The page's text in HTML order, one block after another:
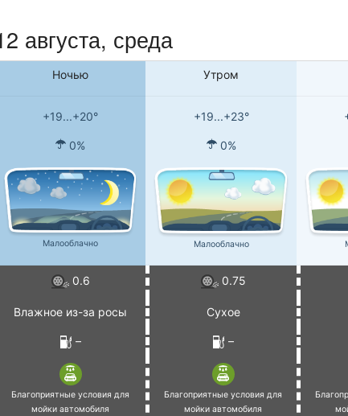
августа, среда
Ночью Утром
+19...+20° +19...+23°
0% 0%
Малооблачно Малооблачно
0.6 0.75
Влажное из-за росы Сухое
– –
Благоприятные условия для
мойки автомобиля
Благоприятные условия для
мойки автомобиля